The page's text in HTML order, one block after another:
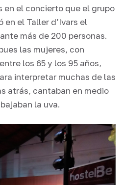
en el concierto que el grupo
en el Taller d’Ivars el
más de 200 personas.
las mujeres, con
los 65 y los 95 años,
interpretar muchas de las
atrás, cantaban en medio
la uva.